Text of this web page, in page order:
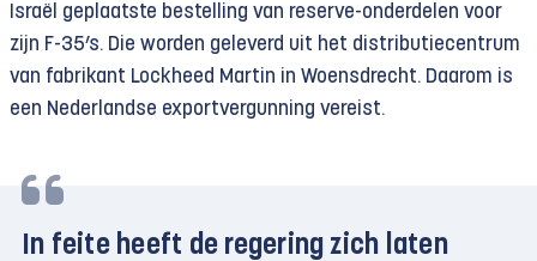
Israël geplaatste bestelling van reserve-onderdelen voor
zijn F-35’s. Die worden geleverd uit het distributiecentrum
van fabrikant Lockheed Martin in Woensdrecht. Daarom is
een Nederlandse exportvergunning vereist.
In feite heeft de regering zich laten